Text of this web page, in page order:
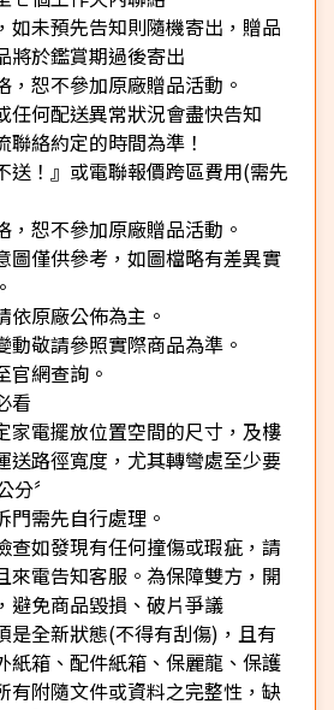
未預先告知則隨機寄出，贈品
將於鑑賞期過後寄出
恕不參加原廠贈品活動。
何配送異常狀況會盡快告知
絡約定的時間為準！
送！』或電聯報價跨區費用(需先
恕不參加原廠贈品活動。
僅供參考，如圖檔略有差異實
原廠公佈為主。
敬請參照實際商品為準。
網查詢。
看
電擺放位置空間的尺寸，及樓
送路徑寬度，尤其轉彎處至少要
〞
需先自行處理。
如發現有任何撞傷或瑕疵，請
來電告知客服。為保障雙方，開
避免商品毀損、破片爭議
全新狀態(不得有刮傷)，且有
紙箱、配件紙箱、保麗龍、保護
有附隨文件或資料之完整性，缺